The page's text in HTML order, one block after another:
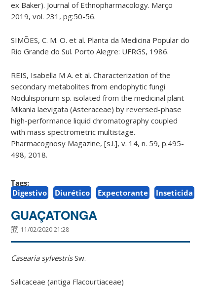
ex Baker). Journal of Ethnopharmacology. Março
2019, vol. 231, pg:50-56.
SIMÕES, C. M. O. et al. Planta da Medicina Popular do
Rio Grande do Sul. Porto Alegre: UFRGS, 1986.
REIS, Isabella M A. et al. Characterization of the
secondary metabolites from endophytic fungi
Nodulisporium sp. isolated from the medicinal plant
Mikania laevigata (Asteraceae) by reversed-phase
high-performance liquid chromatography coupled
with mass spectrometric multistage.
Pharmacognosy Magazine, [s.l.], v. 14, n. 59, p.495-
498, 2018.
Tags:
Digestivo
Diurético Expectorante Inseticida
GUAÇATONGA
11/02/2020 21:28
Casearia sylvestrisSw.
Salicaceae (antiga Flacourtiaceae)